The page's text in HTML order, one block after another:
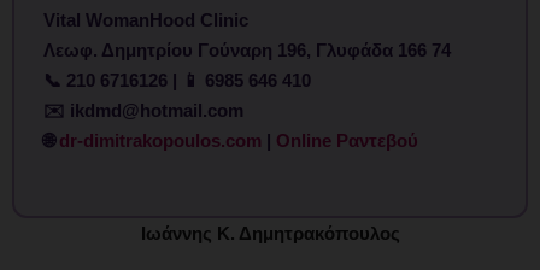
Vital WomanHood Clinic
Λεωφ. Δημητρίου Γούναρη 196, Γλυφάδα 166 74
📞 210 6716126 | 📱 6985 646 410
✉️ ikdmd@hotmail.com
🌐dr-dimitrakopoulos.com | Online Ραντεβού
Ιωάννης Κ. Δημητρακόπουλος